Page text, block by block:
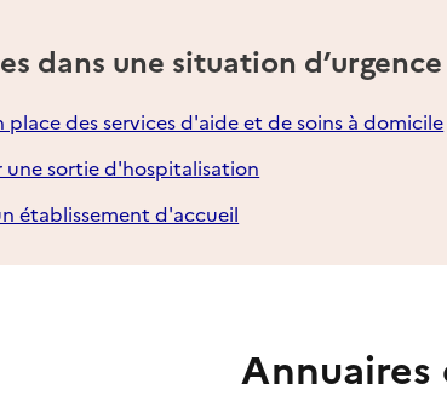
dans une situation d’urgence
place des services d'aide et de soins à domicile
une sortie d'hospitalisation
établissement d'accueil